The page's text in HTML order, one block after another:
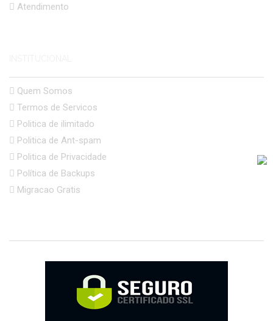
Atendimento
Quem Somos
Termos de Servicos
Politica de ilimitado
Politica de Ant-spam
Politica de Privacidade
Política de Backups
Migracao Gratis